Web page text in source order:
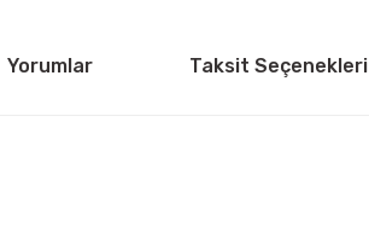
Yorumlar Taksit Seçenekleri